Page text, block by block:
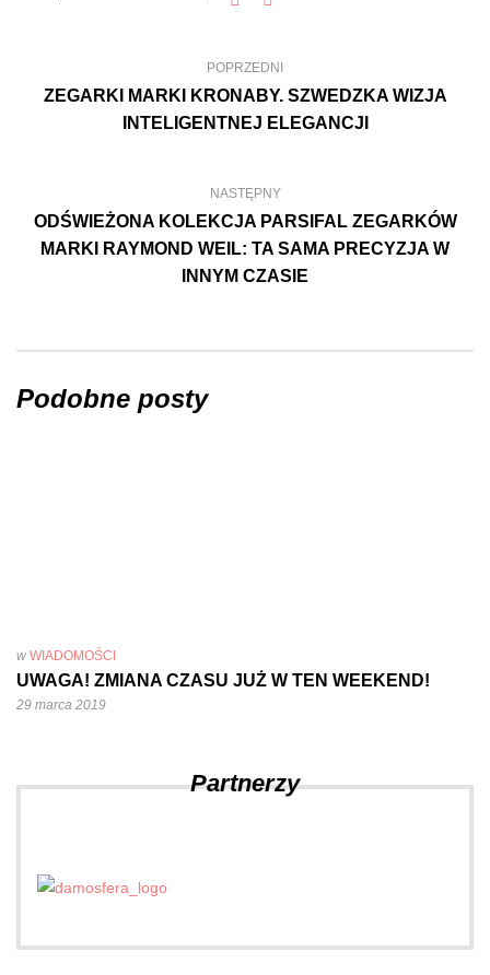
POPRZEDNI
ZEGARKI MARKI KRONABY. SZWEDZKA WIZJA
INTELIGENTNEJ ELEGANCJI
NASTĘPNY
ODŚWIEŻONA KOLEKCJA PARSIFAL ZEGARKÓW
MARKI RAYMOND WEIL: TA SAMA PRECYZJA W
INNYM CZASIE
Podobne posty
w WIADOMOŚCI
UWAGA! ZMIANA CZASU JUŻ W TEN WEEKEND!
29 marca 2019
Partnerzy